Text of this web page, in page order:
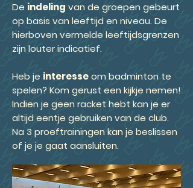
De indeling van de groepen gebeurt
op basis van leeftijd en niveau. De
hierboven vermelde leeftijdsgrenzen
zijn louter indicatief.
Heb je interesseom badminton te
spelen? Kom gerust een kijkje nemen!
Indien je geen racket hebt kan je er
altijd eentje gebruiken van de club.
Na 3 proeftrainingen kan je beslissen
of je je gaat aansluiten.